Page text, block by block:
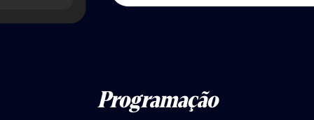
Programação